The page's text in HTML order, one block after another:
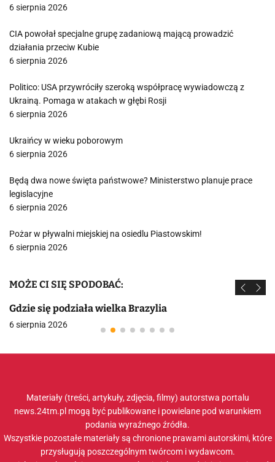
6 sierpnia 2026
CIA powołał specjalne grupę zadaniową mającą prowadzić
działania przeciw Kubie
6 sierpnia 2026
Politico: USA przywróciły szeroką współpracę wywiadowczą z
Ukrainą. Pomaga w atakach w głębi Rosji
6 sierpnia 2026
Ukraińcy w wieku poborowym
6 sierpnia 2026
Będą dwa nowe święta państwowe? Ministerstwo planuje prace
legislacyjne
6 sierpnia 2026
Pożar w pływalni miejskiej na osiedlu Piastowskim!
6 sierpnia 2026
MOŻE CI SIĘ SPODOBAĆ:
Gdzie się podziała wielka Brazylia
6 sierpnia 2026
Materiały (treści, artykuły, zdjęcia, filmy) autorstwa portalu
news.24tm.pl mogą być publikowane i powielane pod warunkiem
podania wyraźnego źródła.
Wszystkie pozostałe materiały są chronione prawami autorskimi, które
przysługują poszczególnym twórcom i wydawcom.